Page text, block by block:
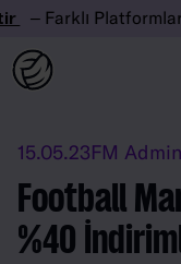
– Farklı
15.05.23FM Admin
Football
%40